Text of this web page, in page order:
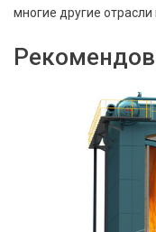
многие другие отрасли